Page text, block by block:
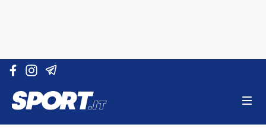
Vai al contenuto